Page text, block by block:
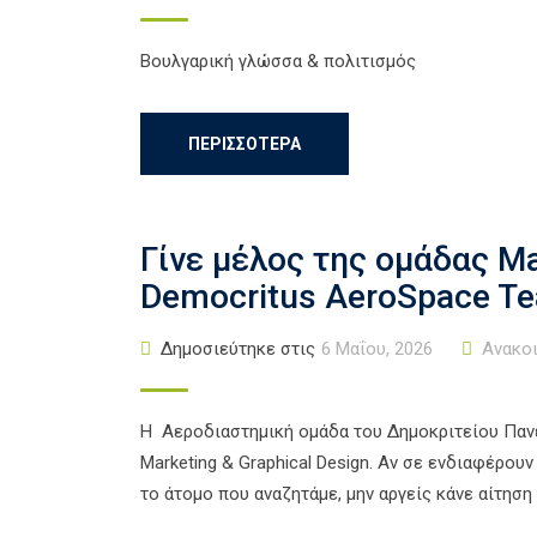
Bουλγαρική γλώσσα & πολιτισμός
ΠΕΡΙΣΣΌΤΕΡΑ
Γίνε μέλος της ομάδας
Democritus AeroSpace
Δημοσιεύτηκε στις 6 Μαΐου, 2026
Η Αεροδιαστημική ομάδα του Δημοκριτείου
Marketing & Graphical Design. Αν σε
το άτομο που αναζητάμε, μην αργείς κάνε